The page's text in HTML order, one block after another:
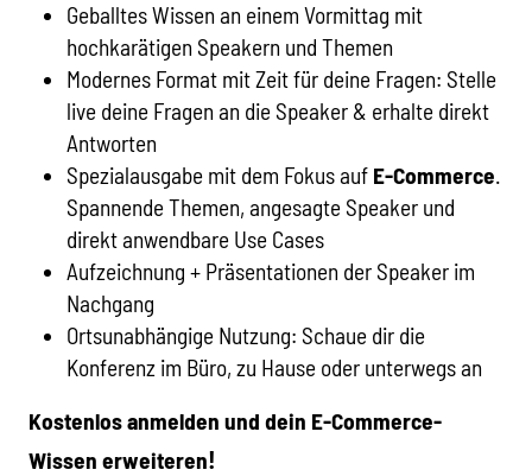
Geballtes Wissen an einem Vormittag mit
hochkarätigen Speakern und Themen
Modernes Format mit Zeit für deine Fragen: Stelle
live deine Fragen an die Speaker & erhalte direkt
Antworten
Spezialausgabe mit dem Fokusauf E-Commerce.
Spannende Themen, angesagte Speaker und
direkt anwendbare Use Cases
Aufzeichnung + Präsentationen der Speaker im
Nachgang
Ortsunabhängige Nutzung: Schaue dir die
Konferenz im Büro, zu Hause oder unterwegs an
Kostenlos anmelden und dein E-Commerce-
Wissen erweiteren!